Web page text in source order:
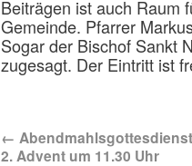
Beiträgen ist auch Raum
Gemeinde. Pfarrer
Sogar der Bischof Sankt
zugesagt. Der Eintritt ist
←
2. Advent um 11.30 Uhr